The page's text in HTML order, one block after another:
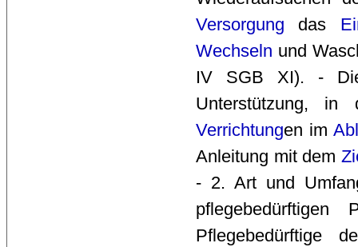
Versorgung das
Wechseln und
IV SGB XI). -
Unterstützung, in
Verrichtungen im
Anleitung mit dem
- 2. Art und
Pflegebedürftige